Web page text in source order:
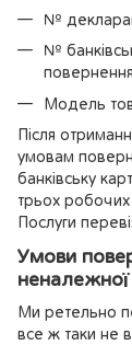
№
№
Модель
Після
умовам
банківську
трьох робочих
Послуги
Умови
неналежної
Ми ретельно
все ж таки не